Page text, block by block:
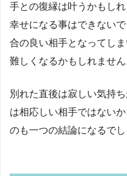
手との復縁は叶うかもし
幸せになる事はできない
合の良い相手となってし
難しくなるかもしれません
別れた直後は寂しい気持
は相応しい相手ではない
のも一つの結論になるでし